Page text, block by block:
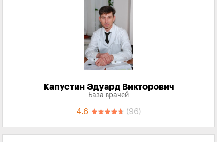
Капустин Эдуард Викторович
База врачей
4.6 (96)